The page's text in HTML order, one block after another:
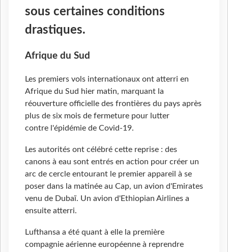
sous certaines conditions
drastiques.
Afrique du Sud
Les premiers vols internationaux ont atterri en
Afrique du Sud hier matin, marquant la
réouverture officielle des frontières du pays après
plus de six mois de fermeture pour lutter
contre l'épidémie de Covid-19.
Les autorités ont célébré cette reprise : des
canons à eau sont entrés en action pour créer un
arc de cercle entourant le premier appareil à se
poser dans la matinée au Cap, un avion d'Emirates
venu de Dubaï. Un avion d'Ethiopian Airlines a
ensuite atterri.
Lufthansa a été quant à elle la première
compagnie aérienne européenne à reprendre